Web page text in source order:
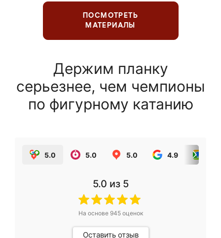
ПОСМОТРЕТЬ
МАТЕРИАЛЫ
Держим планку
серьезнее, чем чемпионы
по фигурному катанию
5.0 5.0 5.0 4.9
5.0 из 5
На основе 945оценок
Оставить отзыв